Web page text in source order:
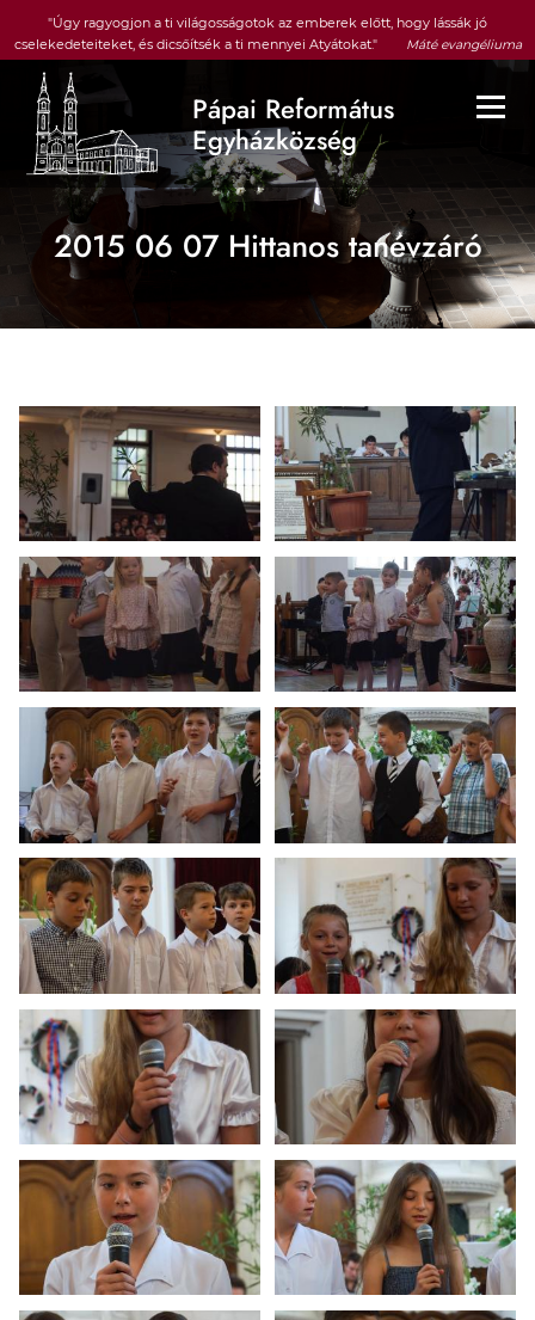
Ugrás a tartalomra
"Úgy ragyogjon a ti világosságotok az emberek előtt, hogy lássák jó
cselekedeteiteket, és dicsőítsék a ti mennyei Atyátokat."
Máté evangéliuma
2015 06 07 Hittanos tanévzáró
Pápai Református
Egyházközség
Fő navigáció